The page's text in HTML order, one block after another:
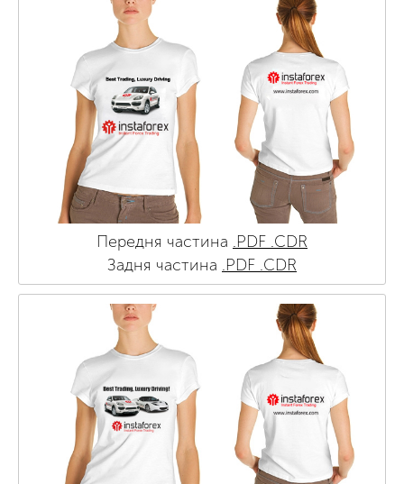
Передня частина .PDF .CDR
Задня частина .PDF .CDR